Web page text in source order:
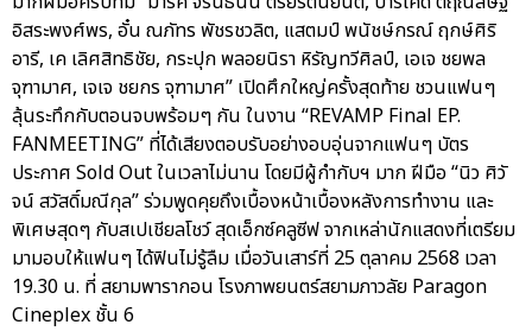
อิสระพงศ์พร, อั๋น ณภัทร พัชรชวลิต, แสตมป์ พนัชษ์กรณ์ ฤกษ์ศิริ
อารี, เค เลิศสิทธิชัย, กระปุก พลอยนิรา หิรัญทวีศิลป์, เอเจ ชยพล
จุฑามาศ, เจเจ ชยกร จุฑามาศ” เปิดศึกใหญ่ครั้งสุดท้าย ชวนแฟนๆ
ลุ้นระทึกกับตอนจบพร้อมๆ กัน ในงาน “REVAMP Final EP.
FANMEETING” ที่ได้เสียงตอบรับอย่างอบอุ่นจากแฟนๆ บัตร
ประกาศ Sold Out ในเวลาไม่นาน โดยมีผู้กำกับฯ มาก ฝีมือ “นิว ศิวั
จน์ สวัสดิ์มณีกุล” ร่วมพูดคุยถึงเบื้องหน้าเบื้องหลังการทำงาน และ
พิเศษสุดๆ กับสเปเชียลโชว์ สุดเอ็กซ์คลูซีฟ จากเหล่านักแสดงที่เตรียม
มามอบให้แฟนๆ ได้ฟินไม่รู้ลืม เมื่อวันเสาร์ที่ 25 ตุลาคม 2568 เวลา
19.30 น. ที่ สยามพารากอน โรงภาพยนตร์สยามภาวลัย Paragon
Cineplex ชั้น 6